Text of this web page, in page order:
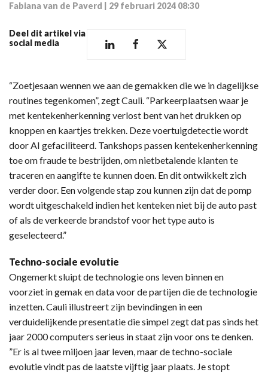
Fabiana van de Paverd 29 februari 2024 08:30
Deel dit artikel via
social media
“Zoetjesaan wennen we aan de gemakken die we in dagelijkse
routines tegenkomen”, zegt Cauli. “Parkeerplaatsen waar je
met kentekenherkenning verlost bent van het drukken op
knoppen en kaartjes trekken. Deze voertuigdetectie wordt
door AI gefaciliteerd. Tankshops passen kentekenherkenning
toe om fraude te bestrijden, om nietbetalende klanten te
traceren en aangifte te kunnen doen. En dit ontwikkelt zich
verder door. Een volgende stap zou kunnen zijn dat de pomp
wordt uitgeschakeld indien het kenteken niet bij de auto past
of als de verkeerde brandstof voor het type auto is
geselecteerd.”
Techno-sociale evolutie
Ongemerkt sluipt de technologie ons leven binnen en
voorziet in gemak en data voor de partijen die de technologie
inzetten. Cauli illustreert zijn bevindingen in een
verduidelijkende presentatie die simpel zegt dat pas sinds het
jaar 2000 computers serieus in staat zijn voor ons te denken.
”Er is al twee miljoen jaar leven, maar de techno-sociale
evolutie vindt pas de laatste vijftig jaar plaats. Je stopt